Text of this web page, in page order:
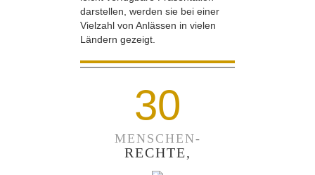
darstellen, werden sie bei einer
Vielzahl von Anlässen in vielen
Ländern gezeigt.
30
MENSCHEN-
RECHTE,